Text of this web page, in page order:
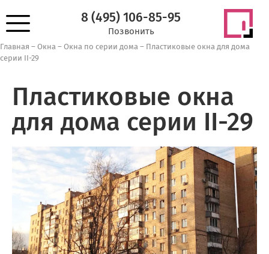
8 (495) 106-85-95
Позвонить
Главная – Окна – Окна по серии дома – Пластиковые окна для дома
серии II-29
Пластиковые окна
для дома серии II-29